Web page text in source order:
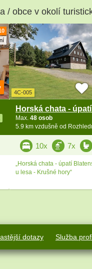
/ obce v okolí
4C-005
Max. 48 osob
5.9 km vzdušně od
10x 7x
„Horská chata - úpatí
u lesa - Krušné hory“
dotazy Služba